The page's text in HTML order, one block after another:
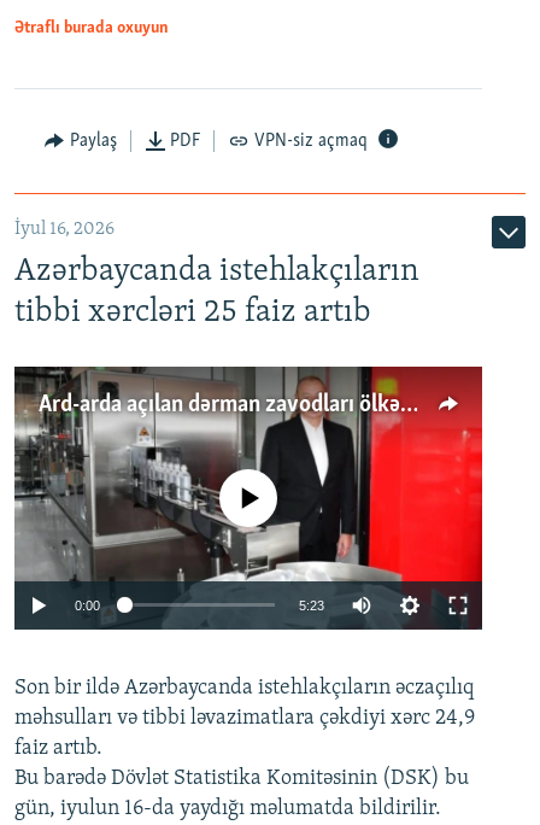
Ətraflı burada oxuyun
Paylaş PDF VPN-siz açmaq
İyul 16, 2026
Azərbaycanda istehlakçıların
tibbi xərcləri 25 faiz artıb
Ard-arda açılan dərman zavodları ölkənin tələbatını ödəyirmi?
Auto 240p 360p 480p
720p 1080p
No media source currently available
0:00 5:23
360p
480p
720p
1080p
Son bir ildə Azərbaycanda istehlakçıların əczaçılıq
məhsulları və tibbi ləvazimatlara çəkdiyi xərc 24,9
faiz artıb.
Bu barədə Dövlət Statistika Komitəsinin (DSK) bu
gün, iyulun 16-da yaydığı məlumatda bildirilir.